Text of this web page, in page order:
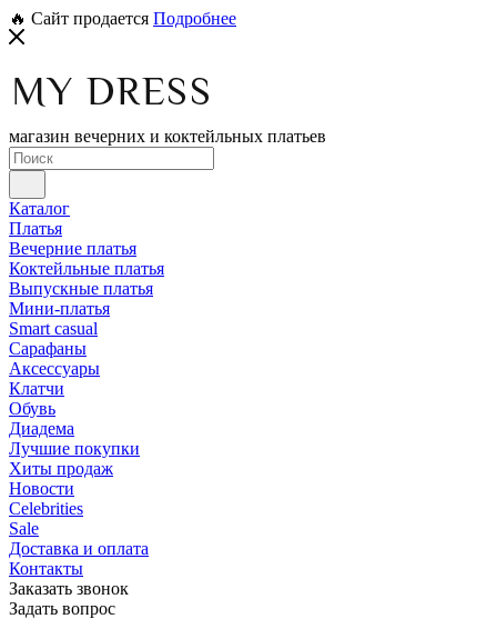
🔥 Сайт продается Подробнее
магазин вечерних и коктейльных платьев
Каталог
Платья
Вечерние платья
Коктейльные платья
Выпускные платья
Мини-платья
Smart casual
Сарафаны
Аксессуары
Клатчи
Обувь
Диадема
Лучшие покупки
Хиты продаж
Новости
Celebrities
Sale
Доставка и оплата
Контакты
Заказать звонок
Задать вопрос